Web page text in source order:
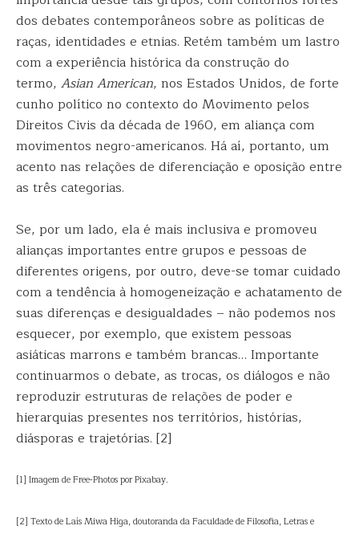
dos debates contemporâneos sobre as políticas de
raças, identidades e etnias. Retém também um lastro
com a experiência histórica da construção do
termo, Asian American, nos Estados Unidos, de forte
cunho político no contexto do Movimento pelos
Direitos Civis da década de 1960, em aliança com
movimentos negro-americanos. Há aí, portanto, um
acento nas relações de diferenciação e oposição entre
as três categorias.
Se, por um lado, ela é mais inclusiva e promoveu
alianças importantes entre grupos e pessoas de
diferentes origens, por outro, deve-se tomar cuidado
com a tendência à homogeneização e achatamento de
suas diferenças e desigualdades – não podemos nos
esquecer, por exemplo, que existem pessoas
asiáticas marrons e também brancas… Importante
continuarmos o debate, as trocas, os diálogos e não
reproduzir estruturas de relações de poder e
hierarquias presentes nos territórios, histórias,
diásporas e trajetórias. [2]
[1] Imagem de Free-Photos por Pixabay.
[2] Texto de Laís Miwa Higa, doutoranda da Faculdade de Filosofia, Letras e